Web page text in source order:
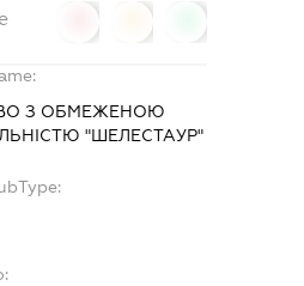
З ОБМЕЖЕНОЮ
"ШЕЛЕСТАУР"